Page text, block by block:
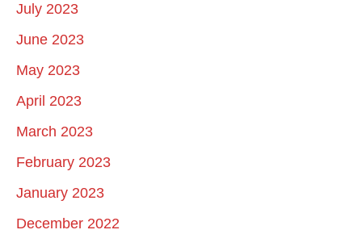
July 2023
June 2023
May 2023
April 2023
March 2023
February 2023
January 2023
December 2022